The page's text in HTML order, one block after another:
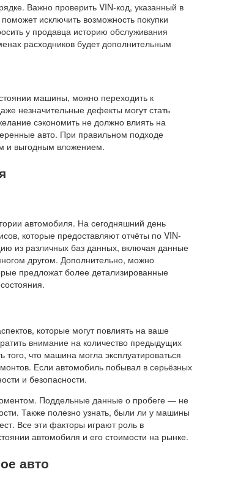
Важно проверить VIN-код, указанный в
исключить возможность покупки
у продавца историю обслуживания
расходников будет дополнительным
машины, можно переходить к
незначительные дефекты могут стать
сэкономить не должно влиять на
авто. При правильном подходе
и выгодным вложением.
автомобиля. На сегодняшний день
которые предоставляют отчёты по VIN-
из различных баз данных, включая данные
другом. Дополнительно, можно
предложат более детализированные
которые могут повлиять на ваше
внимание на количество предыдущих
что машина могла эксплуатироваться
Если автомобиль побывал в серьёзных
и безопасности.
Поддельные данные о пробеге — не
Также полезно узнать, были ли у машины
Все эти факторы играют роль в
автомобиля и его стоимости на рынке.
авто